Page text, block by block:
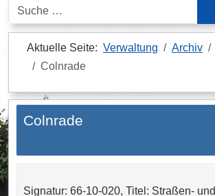
Suchen
Aktuelle Seite: Verwaltung Archiv
Colnrade
Colnrade
Signatur: 66-10-020, Titel: Straßen- und